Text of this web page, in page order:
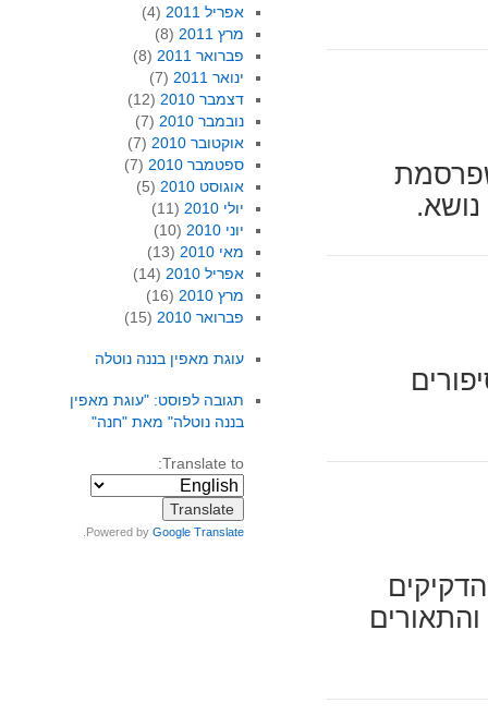
אפריל 2011
(4)
מרץ 2011
(8)
פברואר 2011
(8)
ינואר 2011
(7)
דצמבר 2010
(12)
נובמבר 2010
(7)
אוקטובר 2010
(7)
ספטמבר 2010
(7)
אוגוסט 2010
(5)
יולי 2010
(11)
יוני 2010
(10)
מאי 2010
(13)
אפריל 2010
(14)
מרץ 2010
(16)
פברואר 2010
(15)
עוגת מאפין בננה נוטלה
תגובה לפוסט: "עוגת מאפין
בננה נוטלה" מאת "חנה"
Translate to:
Powered byGoogle Translate